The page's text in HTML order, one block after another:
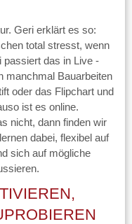
Geri erklärt es so:
total stresst, wenn
passiert das in Live -
manchmal Bauarbeiten
oder das Flipchart und
ist es online.
nicht, dann finden wir
dabei, flexibel auf
sich auf mögliche